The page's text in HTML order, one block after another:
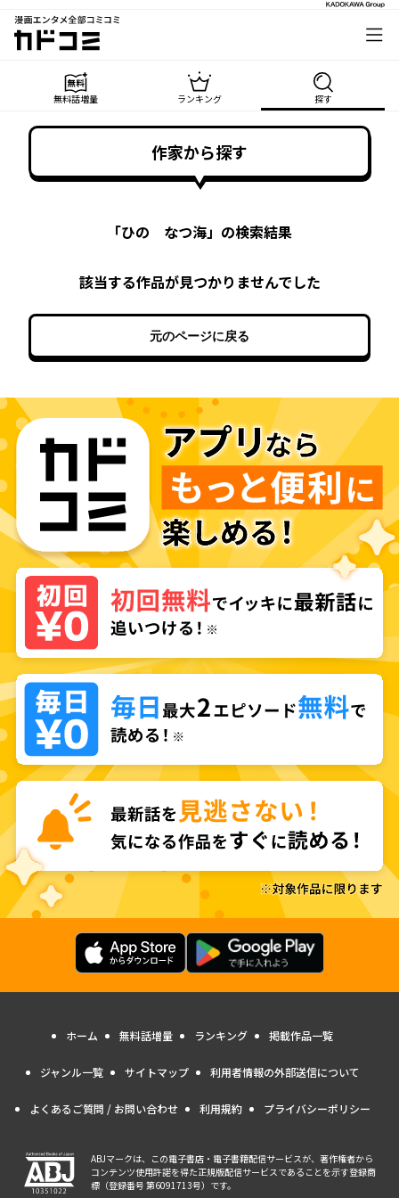
漫画エンタメ全部コミコミ
カドコミ
無料話増量 ランキング 探す
作家から探す
「ひの なつ海」の検索結果
該当する作品が見つかりませんでした
元のページに戻る
ホーム 無料話増量 ランキング 掲載作品一覧
ジャンル一覧 サイトマップ 利用者情報の外部送信について
よくあるご質問 / お問い合わせ 利用規約 プライバシーポリシー
ABJマークは、この電子書店・電子書籍配信サービスが、著作権者から
コンテンツ使用許諾を得た正規版配信サービスであることを示す登録商
標（登録番号 第6091713号）です。